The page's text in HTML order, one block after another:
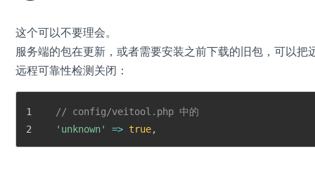
这个可以不要理会。
服务端的包在更新，或者需要安装之前下载的旧包，可以
远程可靠性检测关闭：
// config/veitool.php 中的
'unknown'
=> true,